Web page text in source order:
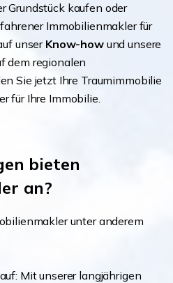
Grundstück kaufen oder
Immobilienmakler für
unserKnow-howund unsere
dem regionalen
Sie jetzt Ihre Traumimmobilie
für Ihre Immobilie.
bieten
an?
unter anderem
Mit unserer langjährigen